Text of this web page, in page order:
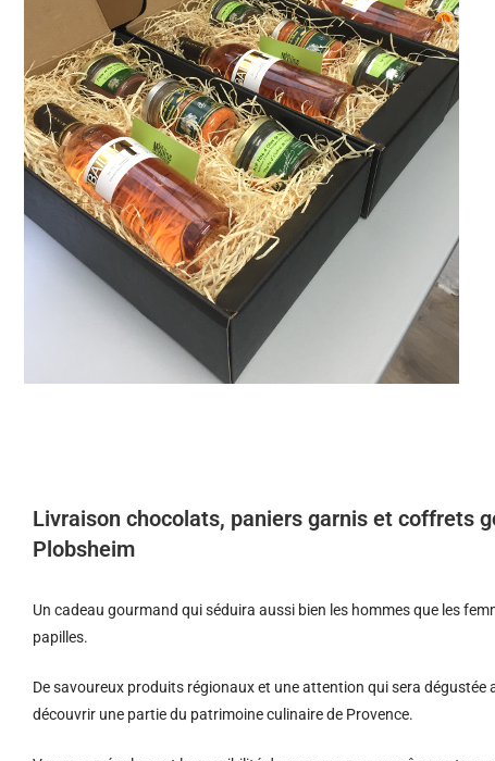
Livraison chocolats, paniers garnis et coffrets
Plobsheim
Un cadeau gourmand qui séduira aussi bien les hommes que les
papilles.
De savoureux produits régionaux et une attention qui sera dégustée
découvrir une partie du patrimoine culinaire de Provence.